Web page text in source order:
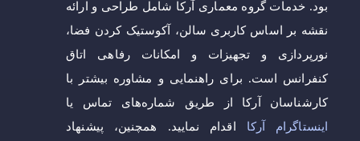
بود. خدمات گروه معماری آرکا شامل طراحی و ارائه
نقشه بر اساس کاربری سالن، آکوستیک کردن فضا،
نورپردازی و تجهیزات و امکانات رفاهی اتاق
کنفرانس است. برای راهنمایی و مشاوره بیشتر با
کارشناسان آرکا از طریق شماره‌های تماس یا
اینستاگرام آرکا اقدام نمایید. همچنین، پیشنهاد